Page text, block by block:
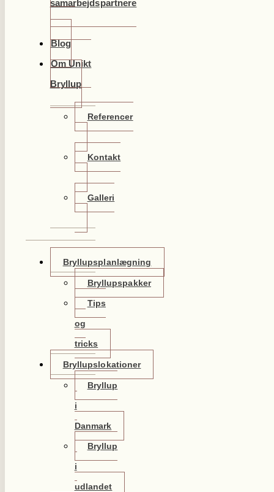
samarbejdspartnere
Blog
Om Unikt
Bryllup
Referencer
Kontakt
Galleri
Bryllupsplanlægning
Bryllupspakker
Tips
og
tricks
Bryllupslokationer
Bryllup
i
Danmark
Bryllup
i
udlandet